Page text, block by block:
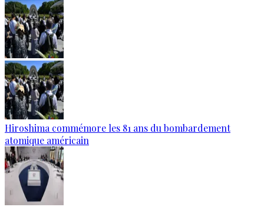
Hiroshima commémore les 81 ans du bombardement
atomique américain